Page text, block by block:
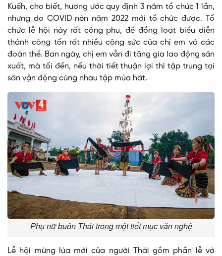
Kuếh, cho biết, hương ước quy định 3 năm tổ chức 1 lần,
nhưng do COVID nên năm 2022 mới tổ chức được. Tổ
chức lễ hội này rất công phu, để đồng loạt biểu diễn
thành công tốn rất nhiều công sức của chị em và các
đoàn thể. Ban ngày, chị em vẫn đi tăng gia lao động sản
xuất, mà tối đến, nếu thời tiết thuận lợi thì tập trung tại
sân vận động cùng nhau tập múa hát.
Phụ nữ buôn Thái trong một tiết mục văn nghệ
Lễ hội mừng lúa mới của người Thái gồm phần lễ và